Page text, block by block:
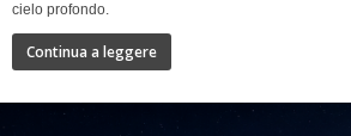
cielo profondo.
Continua a leggere